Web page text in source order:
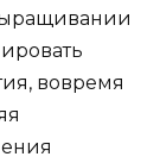
вовремя